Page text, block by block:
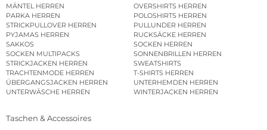
MÄNTEL HERREN
OVERSHIRTS HERREN
PARKA HERREN
POLOSHIRTS HERREN
STRICKPULLOVER HERREN
PULLUNDER HERREN
PYJAMAS HERREN
RUCKSÄCKE HERREN
SAKKOS
SOCKEN HERREN
SOCKEN MULTIPACKS
SONNENBRILLEN HERREN
STRICKJACKEN HERREN
SWEATSHIRTS
TRACHTENMODE HERREN
T-SHIRTS HERREN
ÜBERGANGSJACKEN HERREN
UNTERHEMDEN HERREN
UNTERWÄSCHE HERREN
WINTERJACKEN HERREN
Taschen & Accessoires